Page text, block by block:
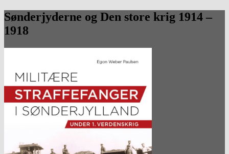
Sønderjyderne og Den store krig 1914 –
1918